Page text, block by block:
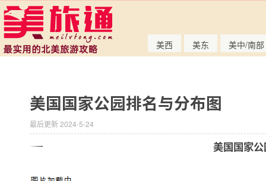
美西 美东 美中/南部
美国国家公园排名与分布图
最后更新 2024-5-24
美国国家